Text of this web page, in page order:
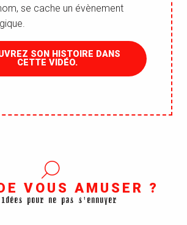
se cache un évènement
SON HISTOIRE DANS
CETTE VIDÉO.
VOUS AMUSER ?
idées pour ne pas s'ennuyer